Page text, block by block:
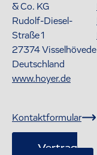
& Co. KG
Rudolf-Diesel-
Straße 1
27374Visselhövede
Deutschland
www.hoyer.de
Kontaktformular
Vertrag